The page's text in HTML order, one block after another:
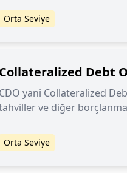
Orta Seviye
Debt
yani Collateralized
ve diğer
Orta Seviye